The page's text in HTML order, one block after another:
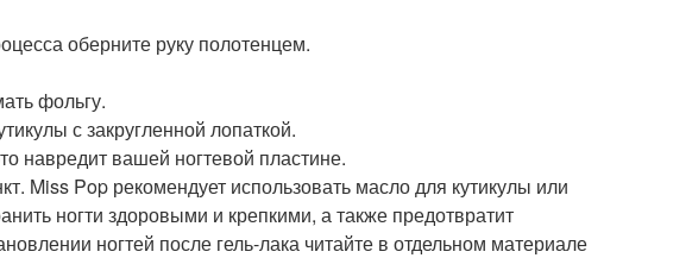
оберните руку полотенцем.
фольгу.
с закругленной лопаткой.
навредит вашей ногтевой пластине.
Miss Pop рекомендует использовать масло для кутикулы или
ногти здоровыми и крепкими, а также предотвратит
ногтей после гель-лака читайте в отдельном материале